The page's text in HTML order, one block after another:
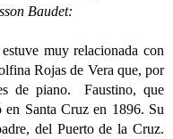
Baudet:
muy relacionada con
Rojas de Vera que, por
de piano. Faustino, que
Santa Cruz en 1896. Su
del Puerto de la Cruz.